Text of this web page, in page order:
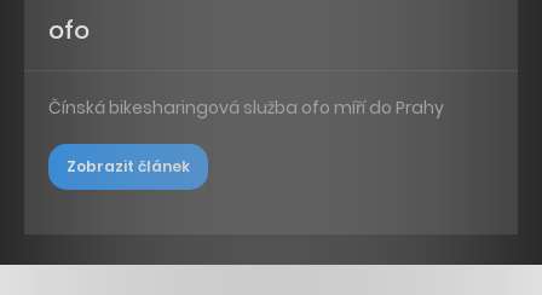
ofo
Čínská bikesharingová služba ofo míří do Prahy
Zobrazit článek